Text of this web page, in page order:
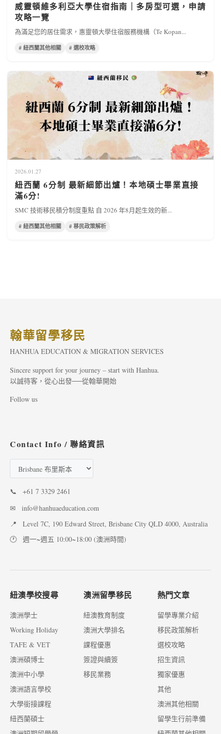
威靈頓維多利亞大學住宿指南｜多房型可選，申請
攻略一覽
為滿足您的居住需求，惠靈頓大學住宿服務機構（Te Kopan...
# 紐西蘭其他相關 # 選校攻略
2026.01.27
紐西蘭 6分制 最新細節出爐！本地碩士畢業直接
滿6分!
SMC 技術移民積分制度重點 自 2026 年8月起生效的新...
# 紐西蘭其他相關 # 移民政策解析
翰華留學移民
HANHUA EDUCATION & MIGRATION SERVICES
Sincere support for your journey – start with Hanhua.
以誠待客，從心出發──從翰華開始
Follow us
Contact Info / 聯絡資訊
📞
+61 7 3329 2461
✉
info@hanhuaeducation.com
📍
Level 7C, 190 Edward Street, Brisbane City QLD 4000, Australia
🕐
週一~週五 10:00~18:00 (澳洲時間)
紐澳學校搜尋
澳洲學士
Working Holiday
TAFE & VET
澳洲碩博士
澳洲中小學
澳洲語言學校
大學銜接課程
紐西蘭碩士
澳洲留學移民
紐澳教育制度
澳洲大學排名
課程優惠
簽證與續簽
移民業務
熱門文章
留學專業介紹
移民政策解析
選校攻略
招生資訊
獨家優惠
其他
澳洲其他相關
留學生行前準備